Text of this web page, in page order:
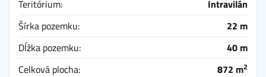
Teritórium:
Intravilán
Šírka pozemku:
22 m
Dĺžka pozemku:
40 m
Celková plocha:
872 m2